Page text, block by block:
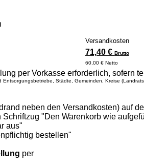
Versandkosten
71,40 € Brutto
60,00 € Netto
per Vorkasse erforderlich, sofern
Entsorgungsbetriebe, Städte, Gemeinden, Kreise
neben den Versandkosten) auf
"Den Warenkorb wie
aus"
bestellen"
per